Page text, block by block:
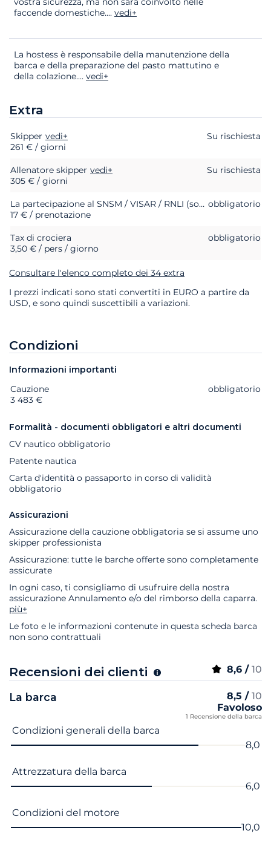
faccende domestiche.... vedi+
La hostess è responsabile della manutenzione della
barca e della preparazione del pasto mattutino e
della colazione.... vedi+
Extra
Extra Stato Prezzo
Skipper vedi+
Su rischiesta
261 € / giorni
Allenatore skipper vedi+
Su rischiesta
305 € / giorni
La partecipazione al SNSM / VISAR / RNLI (soccorso in mare) obbligatorio
17 € / prenotazione
Tax di crociera
obbligatorio
3,50 € / pers / giorno
Consultare l'elenco completo dei 34 extra
I prezzi indicati sono stati convertiti in EURO a partire da
USD, e sono quindi suscettibili a variazioni.
Condizioni
Informazioni importanti
Extra Stato
Cauzione
obbligatorio
3 483 €
Formalità - documenti obbligatori e altri documenti
CV nautico obbligatorio
Patente nautica
Carta d'identità o passaporto in corso di validità
obbligatorio
Assicurazioni
Assicurazione della cauzione obbligatoria se si assume uno
skipper professionista
Assicurazione: tutte le barche offerte sono completamente
assicurate
In ogni caso, ti consigliamo di usufruire della nostra
assicurazione Annulamento e/o del rimborso della caparra.
più+
Le foto e le informazioni contenute in questa scheda barca
non sono contrattuali
Recensioni dei clienti 8,6 / 10
La barca 8,5 / 10
Favoloso
1 Recensione della barca
Nome del criterio Voto
Condizioni generali della barca
8,0
Attrezzatura della barca
6,0
Condizioni del motore
10,0